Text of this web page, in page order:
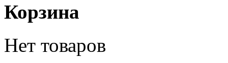
Корзина
Нет товаров